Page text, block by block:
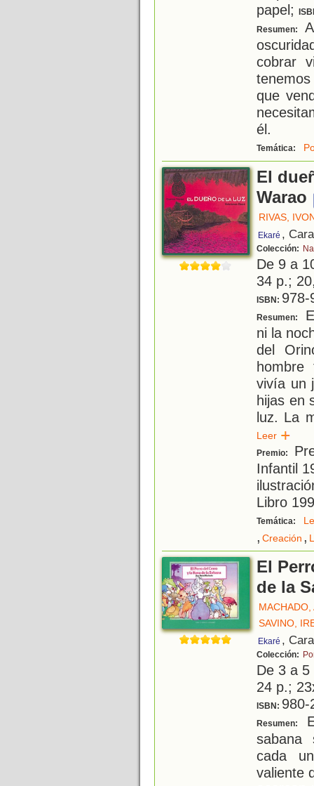
papel;
Resumen:
cobrar
que
él.
Temática:
El
Warao
RIVAS,
Ekaré ,
Colección:
De 9 a
34 p.;
ISBN: 978-
Resumen:
ni la
del
vivía un
hijas en
luz. La
Leer
Premio:
Infantil
Libro
Temática:
, Creación ,
El
de la
MACHADO,
SAVINO,
Ekaré ,
Colección:
De 3 a
24 p.;
ISBN: 980-
Resumen:
sabana
cada
valiente